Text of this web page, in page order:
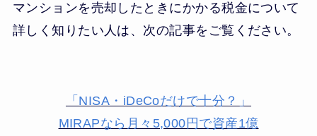
マンションを売却したときにかかる税金について
詳しく知りたい人は、次の記事をご覧ください。
「NISA・iDeCoだけで十分？」
MIRAPなら月々5,000円で資産1億